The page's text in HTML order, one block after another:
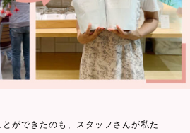
ができたのも、スタッフさんが私た